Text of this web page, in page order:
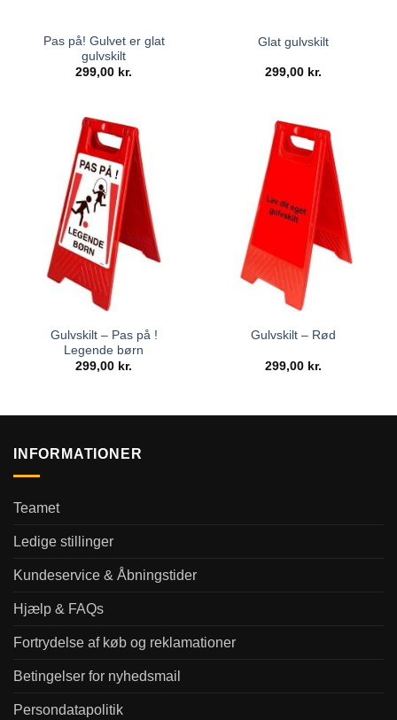
Pas på! Gulvet er glat
gulvskilt
299,00 kr.
Glat gulvskilt
299,00 kr.
Gulvskilt – Pas på !
Legende børn
299,00 kr.
Gulvskilt – Rød
299,00 kr.
INFORMATIONER
Teamet
Ledige stillinger
Kundeservice & Åbningstider
Hjælp & FAQs
Fortrydelse af køb og reklamationer
Betingelser for nyhedsmail
Persondatapolitik